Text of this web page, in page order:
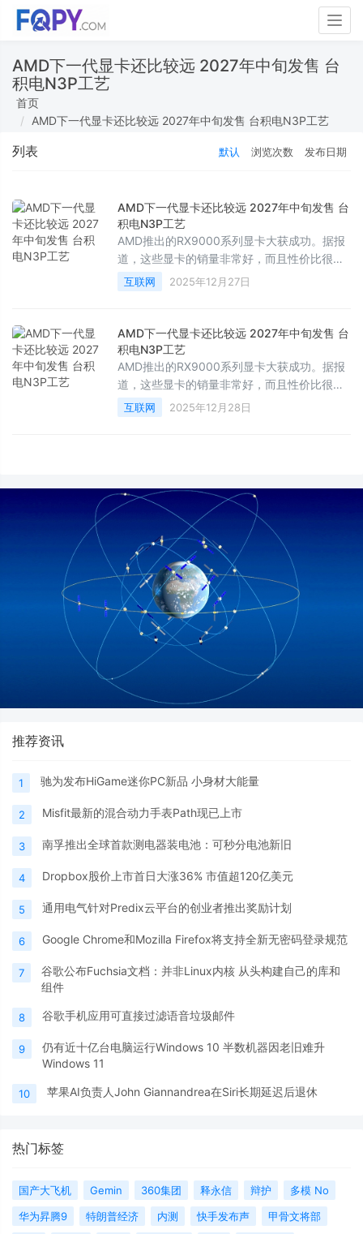
AMD下一代显卡还比较远 2027年中旬发售 台
积电N3P工艺
首页
AMD下一代显卡还比较远 2027年中旬发售 台积电N3P工艺
列表 默认 浏览次数 发布日期
AMD下一代显卡还比较远 2027年中旬发售 台
积电N3P工艺
AMD推出的RX9000系列显卡大获成功。据报
道，这些显卡的销量非常好，而且性价比很
高。不过，如果你想等AMD下一代
RDNA5GPU，可能还需要更长时间。AMD下
互联网 2025年12月27日
AMD下一代显卡还比较远 2027年中旬发售 台
积电N3P工艺
AMD推出的RX9000系列显卡大获成功。据报
道，这些显卡的销量非常好，而且性价比很
高。不过，如果你想等AMD下一代
RDNA5GPU，可能还需要更长时间。AMD下
互联网 2025年12月28日
推荐资讯
1 驰为发布HiGame迷你PC新品 小身材大能量
2 Misfit最新的混合动力手表Path现已上市
3 南孚推出全球首款测电器装电池：可秒分电池新旧
4 Dropbox股价上市首日大涨36% 市值超120亿美元
5 通用电气针对Predix云平台的创业者推出奖励计划
6 Google Chrome和Mozilla Firefox将支持全新无密码登录规范
7
谷歌公布Fuchsia文档：并非Linux内核 从头构建自己的库和
组件
8 谷歌手机应用可直接过滤语音垃圾邮件
9
仍有近十亿台电脑运行Windows 10 半数机器因老旧难升
Windows 11
10 苹果AI负责人John Giannandrea在Siri长期延迟后退休
热门标签
国产大飞机 Gemin 360集团 释永信 辩护
多模 No
华为昇腾9
特朗普经济 内测 快手发布声
甲骨文将部